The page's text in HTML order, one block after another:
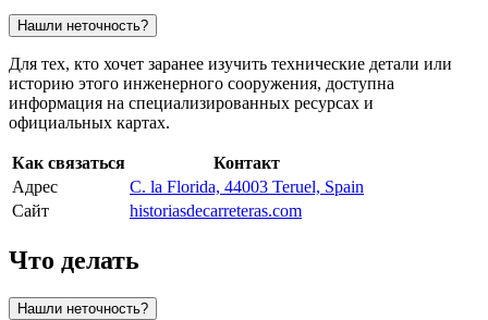
Нашли неточность?
Для тех, кто хочет заранее изучить технические детали или
историю этого инженерного сооружения, доступна
информация на специализированных ресурсах и
официальных картах.
Как связаться
Контакт
Адрес
C. la Florida, 44003 Teruel, Spain
Сайт
historiasdecarreteras.com
Что делать
Нашли неточность?